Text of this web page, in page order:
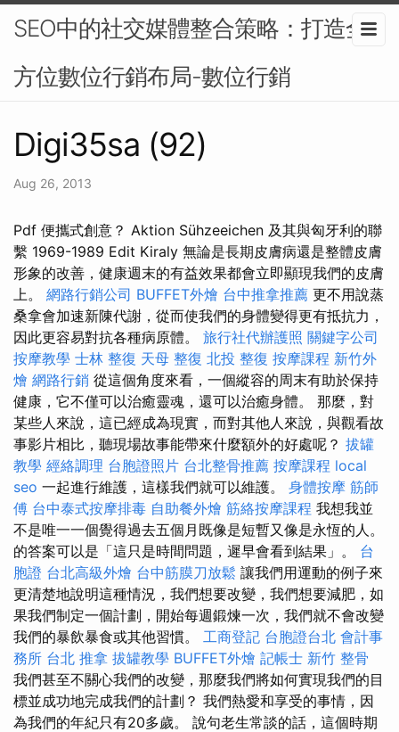
SEO中的社交媒體整合策略：打造全
方位數位行銷布局-數位行銷
Digi35sa (92)
Aug 26, 2013
Pdf 便攜式創意？ Aktion Sühzeeichen 及其與匈牙利的聯
繫 1969-1989 Edit Kiraly 無論是長期皮膚病還是整體皮膚
形象的改善，健康週末的有益效果都會立即顯現我們的皮膚
上。 網路行銷公司 BUFFET外燴 台中推拿推薦 更不用說蒸
桑拿會加速新陳代謝，從而使我們的身體變得更有抵抗力，
因此更容易對抗各種病原體。 旅行社代辦護照 關鍵字公司
按摩教學 士林 整復 天母 整復 北投 整復 按摩課程 新竹外
燴 網路行銷 從這個角度來看，一個縱容的周末有助於保持
健康，它不僅可以治癒靈魂，還可以治癒身體。 那麼，對
某些人來說，這已經成為現實，而對其他人來說，與觀看故
事影片相比，聽現場故事能帶來什麼額外的好處呢？ 拔罐
教學 經絡調理 台胞證照片 台北整骨推薦 按摩課程 local
seo 一起進行維護，這樣我們就可以維護。 身體按摩 筋師
傅 台中泰式按摩排毒 自助餐外燴 筋絡按摩課程 我想我並
不是唯一一個覺得過去五個月既像是短暫又像是永恆的人。
的答案可以是「這只是時間問題，遲早會看到結果」。 台
胞證 台北高級外燴 台中筋膜刀放鬆 讓我們用運動的例子來
更清楚地說明這種情況，我們想要改變，我們想要減肥，如
果我們制定一個計劃，開始每週鍛煉一次，我們就不會改變
我們的暴飲暴食或其他習慣。 工商登記 台胞證台北 會計事
務所 台北 推拿 拔罐教學 BUFFET外燴 記帳士 新竹 整骨
我們甚至不關心我們的改變，那麼我們將如何實現我們的目
標並成功地完成我們的計劃？ 我們熱愛和享受的事情，因
為我們的年紀只有20多歲。 說句老生常談的話，這個時期